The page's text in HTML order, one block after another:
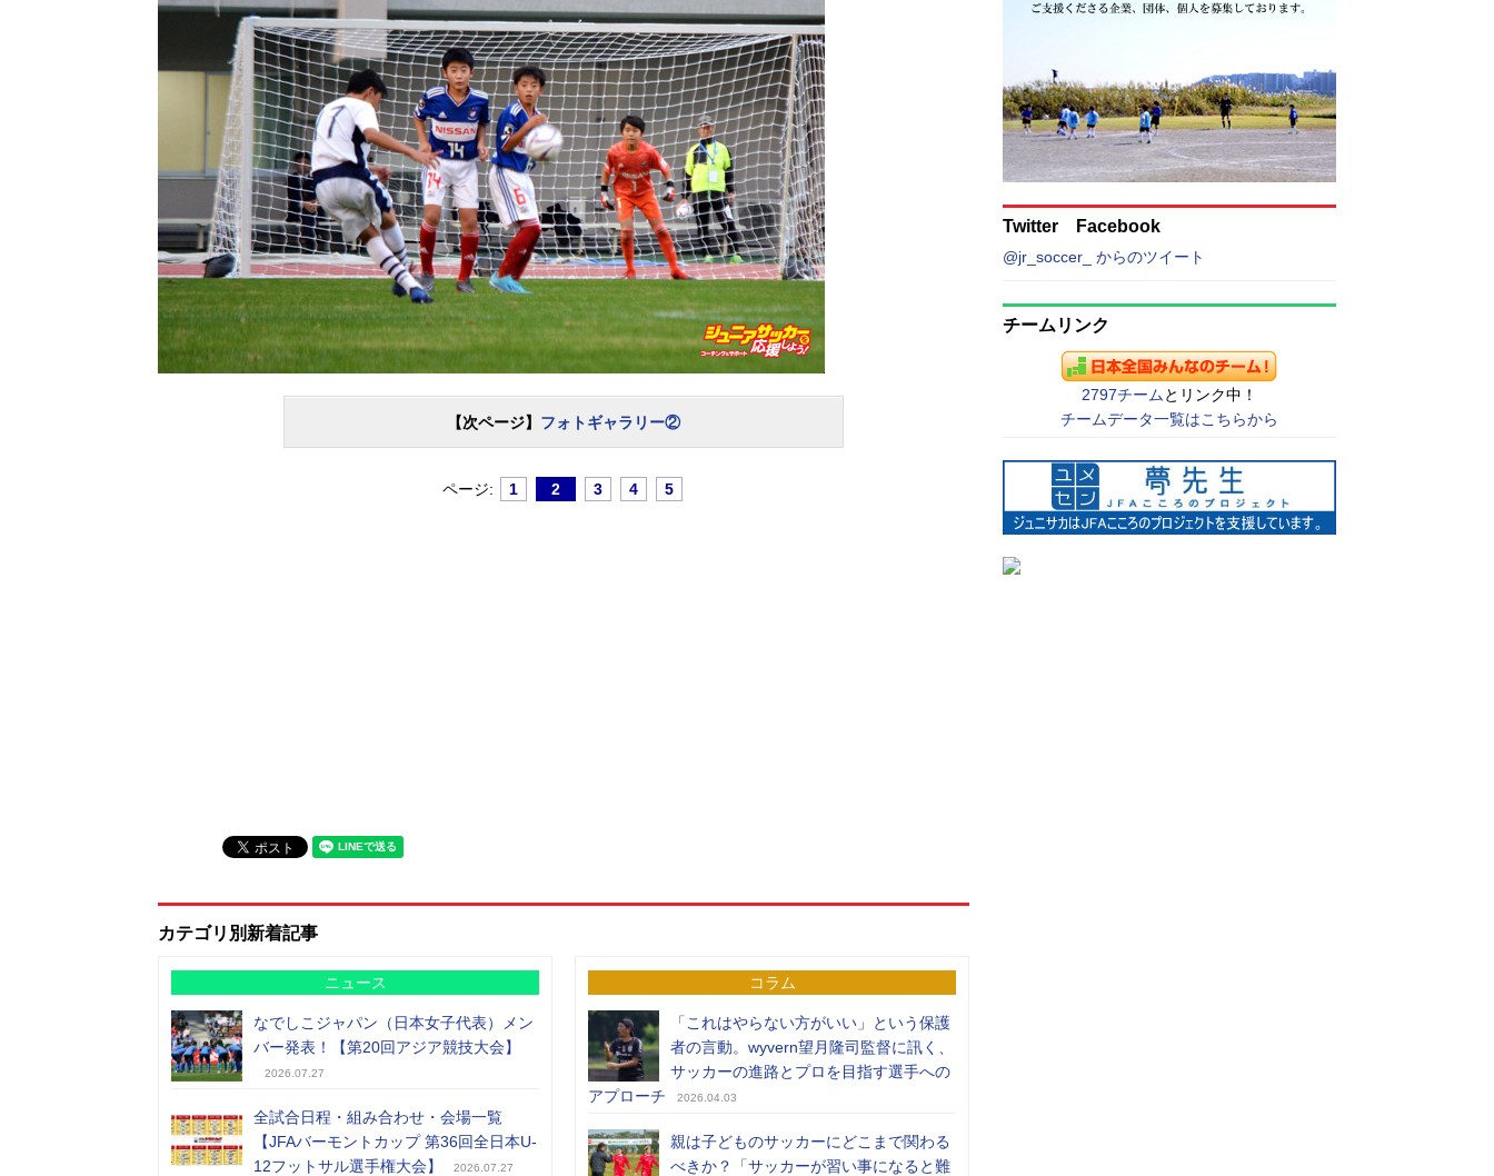
【次ページ】 フォトギャラリー②
ページ: 1 2 3 4 5
カテゴリ別新着記事
ニュース
なでしこジャパン（日本女子代表）メン
バー発表！【第20回アジア競技大会】
2026.07.27
全試合日程・組み合わせ・会場一覧
【JFAバーモントカップ 第36回全日本U-
12フットサル選手権大会】
2026.07.27
コラム
「これはやらない方がいい」という保護
者の言動。wyvern望月隆司監督に訊く、
サッカーの進路とプロを目指す選手への
アプローチ
2026.04.03
親は子どものサッカーにどこまで関わる
べきか？「サッカーが習い事になると難
Twitter Facebook
@jr_soccer_ からのツイート
チームリンク
2797チーム とリンク中！
チームデータ一覧はこちらから